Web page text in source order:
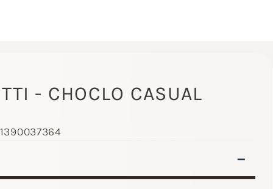
- CHOCLO CASUAL
–